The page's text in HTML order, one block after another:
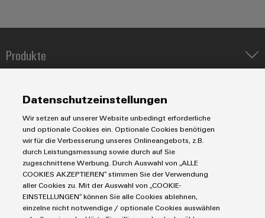
Produkte
Koppelrelais
Leiterplattensteckverbinder und Leiterplattenklemmen
Markierungssysteme
Reihenklemmen
Stromversorgungen
Industrial IoT
Industrial Security
Single Pair Ethernet
Smart Metering
SNAP IN Anschlusstechnologie
Workplace Solutions
Service
Connectivity Consulting
eShop / Digitale Bestellmöglichkeiten
Engineering-Daten
PCB Connector Services
Support Center
Industrien
Datencenter
Gerätehersteller
Impressum
Datenschutzeinstellungen
Wir setzen auf unserer Website unbedingt erforderliche
und optionale Cookies ein. Optionale Cookies benötigen
wir für die Verbesserung unseres Onlineangebots, z.B.
durch Leistungsmessung sowie durch auf Sie
zugeschnittene Werbung. Durch Auswahl von „ALLE
COOKIES AKZEPTIEREN“ stimmen Sie der Verwendung
aller Cookies zu. Mit der Auswahl von „COOKIE-
EINSTELLUNGEN“ können Sie alle Cookies ablehnen,
einzelne nicht notwendige / optionale Cookies auswählen